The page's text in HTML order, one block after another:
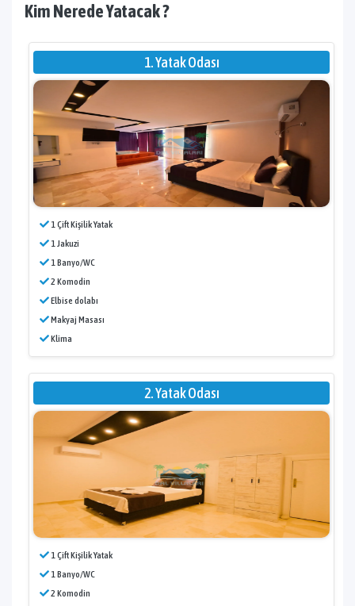
Kim Nerede Yatacak ?
1. Yatak Odası
1 Çift Kişilik Yatak
1 Jakuzi
1 Banyo/WC
2 Komodin
Elbise dolabı
Makyaj Masası
Klima
2. Yatak Odası
1 Çift Kişilik Yatak
1 Banyo/WC
2 Komodin